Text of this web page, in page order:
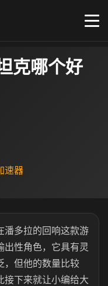
克哪个好
速器
潘多拉的回响这款游
出性角色，它具有灵
，但他的数量比较
接下来就让小编给大